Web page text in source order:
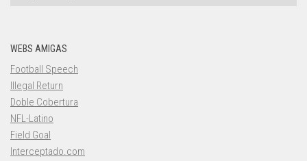
WEBS AMIGAS
Football Speech
Illegal Return
Doble Cobertura
NFL-Latino
Field Goal
Interceptado.com